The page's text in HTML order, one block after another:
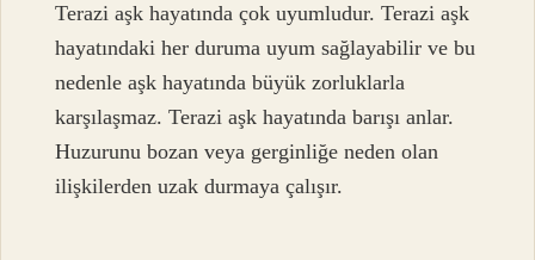
Terazi aşk hayatında çok uyumludur. Terazi aşk
hayatındaki her duruma uyum sağlayabilir ve bu
nedenle aşk hayatında büyük zorluklarla
karşılaşmaz. Terazi aşk hayatında barışı anlar.
Huzurunu bozan veya gerginliğe neden olan
ilişkilerden uzak durmaya çalışır.